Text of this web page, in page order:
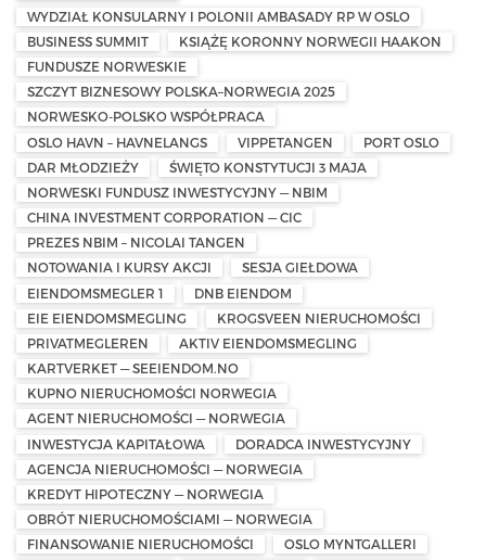
WYDZIAŁ KONSULARNY I POLONII AMBASADY RP W OSLO
BUSINESS SUMMIT
KSIĄŻĘ KORONNY NORWEGII HAAKON
FUNDUSZE NORWESKIE
SZCZYT BIZNESOWY POLSKA–NORWEGIA 2025
NORWESKO-POLSKO WSPÓŁPRACA
OSLO HAVN – HAVNELANGS
VIPPETANGEN
PORT OSLO
DAR MŁODZIEŻY
ŚWIĘTO KONSTYTUCJI 3 MAJA
NORWESKI FUNDUSZ INWESTYCYJNY — NBIM
CHINA INVESTMENT CORPORATION — CIC
PREZES NBIM – NICOLAI TANGEN
NOTOWANIA I KURSY AKCJI
SESJA GIEŁDOWA
EIENDOMSMEGLER 1
DNB EIENDOM
EIE EIENDOMSMEGLING
KROGSVEEN NIERUCHOMOŚCI
PRIVATMEGLEREN
AKTIV EIENDOMSMEGLING
KARTVERKET — SEEIENDOM.NO
KUPNO NIERUCHOMOŚCI NORWEGIA
AGENT NIERUCHOMOŚCI — NORWEGIA
INWESTYCJA KAPITAŁOWA
DORADCA INWESTYCYJNY
AGENCJA NIERUCHOMOŚCI — NORWEGIA
KREDYT HIPOTECZNY — NORWEGIA
OBRÓT NIERUCHOMOŚCIAMI — NORWEGIA
FINANSOWANIE NIERUCHOMOŚCI
OSLO MYNTGALLERI